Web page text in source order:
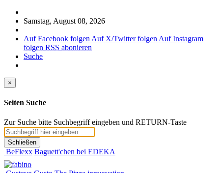
Samstag, August 08, 2026
Auf Facebook folgen Auf X/Twitter folgen Auf Instagram
folgen RSS abonieren
Suche
×
Seiten Suche
Zur Suche bitte Suchbegriff eingeben und RETURN-Taste
Schließen
BeFlexx Baguett'chen bei EDEKA